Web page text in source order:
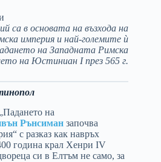
са в основата на възхода на
империяи най-големите ѝ
на Западната Римска
на Юстиниан I през 565 г.
на
Рънсиман започва
с разказ как навръх
година крал Хенри IV
си в Елтъм не само, за